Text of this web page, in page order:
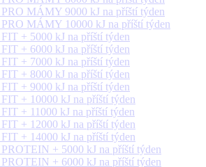
MÁMY 9000 kJ na příští týden
MÁMY 10000 kJ na příští týden
+ 5000 kJ na příští týden
+ 6000 kJ na příští týden
+ 7000 kJ na příští týden
+ 8000 kJ na příští týden
+ 9000 kJ na příští týden
+ 10000 kJ na příští týden
+ 11000 kJ na příští týden
+ 12000 kJ na příští týden
+ 14000 kJ na příští týden
+ 5000 kJ na příští týden
+ 6000 kJ na příští týden